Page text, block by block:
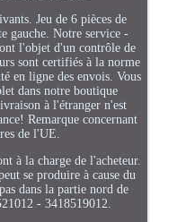
Jeu de 6 pièces de
gauche. Notre service -
l'objet d'un contrôle de
sont certifiés à la norme
en ligne des envois. Vous
dans notre boutique
à l'étranger n'est
Remarque concernant
de l'UE.
à la charge de l'acheteur.
se produire à cause du
dans la partie nord de
- 3418519012.